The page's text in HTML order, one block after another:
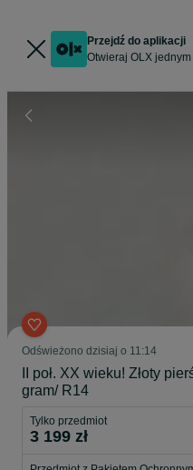
Przejdź do aplikacji
Otwieraj OLX
Odświeżono dzisiaj o 11:14
II poł. XX wieku! Złoty
gram/ R14
Tylko przedmiot
3 199 zł